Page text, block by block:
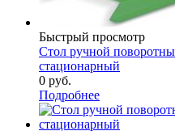
Быстрый просмотр
Стол ручной
стационарный
0 руб.
Подробнее